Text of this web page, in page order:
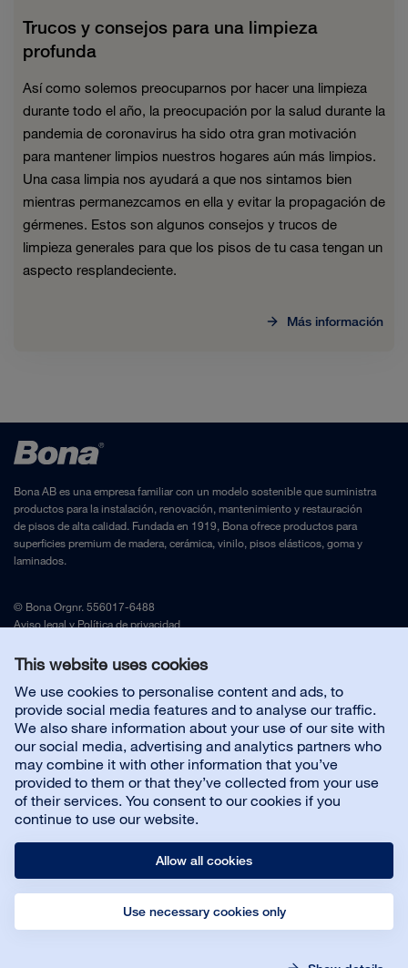
This website uses cookies
We use cookies to personalise content and ads, to
provide social media features and to analyse our traffic.
We also share information about your use of our site with
our social media, advertising and analytics partners who
may combine it with other information that you’ve
provided to them or that they’ve collected from your use
of their services. You consent to our cookies if you
continue to use our website.
Allow all cookies
Use necessary cookies only
Trucos y consejos para una limpieza
profunda
Así como solemos preocuparnos por hacer una limpieza
durante todo el año, la preocupación por la salud durante la
pandemia de coronavirus ha sido otra gran motivación
para mantener limpios nuestros hogares aún más limpios.
Una casa limpia nos ayudará a que nos sintamos bien
mientras permanezcamos en ella y evitar la propagación de
gérmenes. Estos son algunos consejos y trucos de
limpieza generales para que los pisos de tu casa tengan un
aspecto resplandeciente.
Más información
Bona AB es una empresa familiar con un modelo sostenible que suministra
productos para la instalación, renovación, mantenimiento y restauración
de pisos de alta calidad. Fundada en 1919, Bona ofrece productos para
superficies premium de madera, cerámica, vinilo, pisos elásticos, goma y
laminados.
© Bona Orgnr. 556017-6488
Aviso legal y Política de privacidad
Contacta con nosotros
Servicio al cliente
Sobre nosotros